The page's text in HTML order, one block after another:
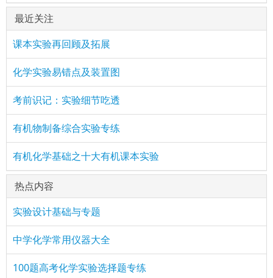
最近关注
课本实验再回顾及拓展
化学实验易错点及装置图
考前识记：实验细节吃透
有机物制备综合实验专练
有机化学基础之十大有机课本实验
热点内容
实验设计基础与专题
中学化学常用仪器大全
100题高考化学实验选择题专练